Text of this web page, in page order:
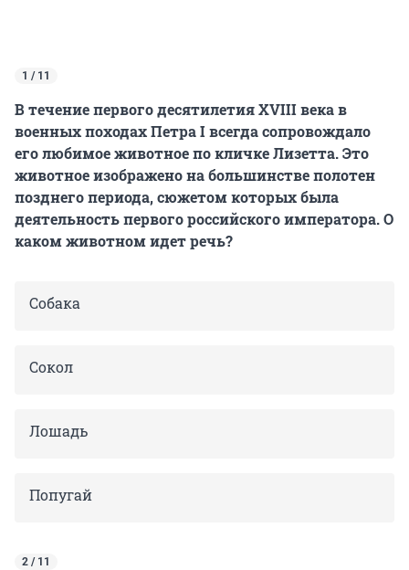
1 / 11
В течение первого десятилетия XVIII века в
военных походах Петра I всегда сопровождало
его любимое животное по кличке Лизетта. Это
животное изображено на большинстве полотен
позднего периода, сюжетом которых была
деятельность первого российского императора. О
каком животном идет речь?
Собака
Сокол
Лошадь
Попугай
2 / 11